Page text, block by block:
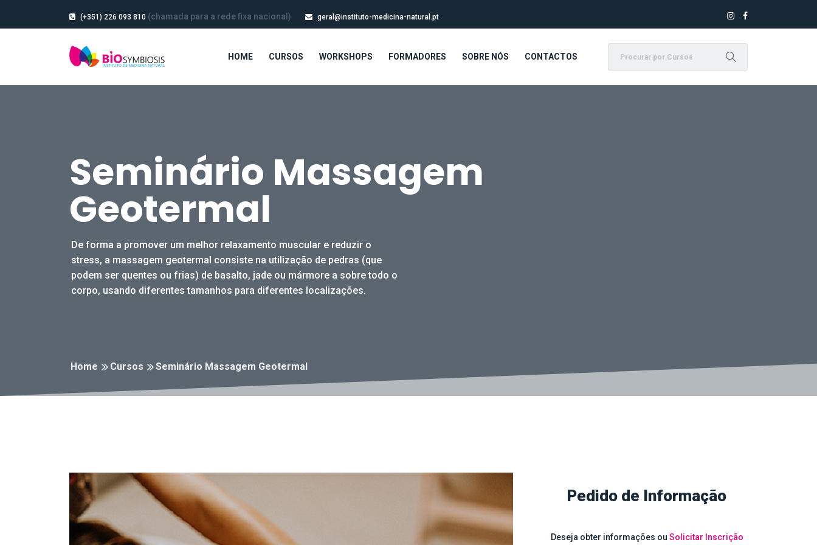
(+351) 226 093 810 (chamada para a rede fixa nacional) geral@instituto-medicina-natural.pt
HOME CURSOS WORKSHOPS FORMADORES SOBRE NÓS CONTACTOS
Seminário Massagem
Geotermal
De forma a promover um melhor relaxamento muscular e reduzir o
stress, a massagem geotermal consiste na utilização de pedras (que
podem ser quentes ou frias) de basalto, jade ou mármore a sobre todo o
corpo, usando diferentes tamanhos para diferentes localizações.
Home Cursos Seminário Massagem Geotermal
Pedido de Informação
Deseja obter informações ou Solicitar Inscrição